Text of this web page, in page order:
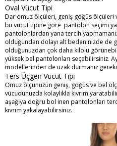
Oval Vücut Tipi
Dar omuz ölçüleri, geniş göğüs
bu vücut tipine göre pantolon seçimi
pantolonlardan yana tercih
olduğundan dolayı alt bedeninizde de
olduğunuzdan çok daha kilolu
yüksek bel pantolonları seçebilirsiniz.
modellerinden de uzak durmanız
Ters Üçgen Vücut Tipi
Omuz ölçünüzün geniş, göğüs ve bel
vücudunuzda kolaylıkla kıvrım
aşağıya doğru bol inen pantolonları
kıvrım yakalayabilirsiniz.